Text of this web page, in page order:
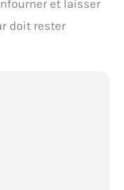
et laisser
doit rester